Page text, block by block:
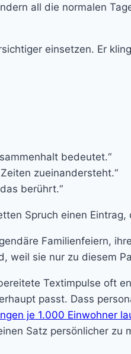
all die normalen
einsetzen. Er
bedeutet.“
zueinandersteht.“
berührt.“
Spruch einen
Familienfeiern,
weil sie nur zu diesem
Textimpulse oft
passt. Dass
je 1.000 Einwohner
Satz persönlicher zu